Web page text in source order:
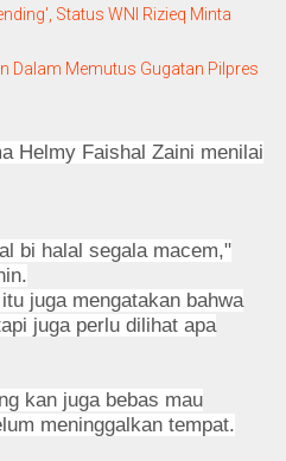
Status WNI Rizieq Minta
Dalam Memutus Gugatan Pilpres
Helmy Faishal Zaini menilai
bi halal segala macem,"
juga mengatakan bahwa
juga perlu dilihat apa
kan juga bebas mau
meninggalkan tempat.